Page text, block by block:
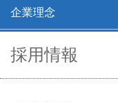
企業理念
採用情報